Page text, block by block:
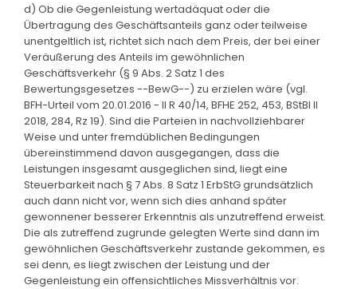
d) Ob die Gegenleistung wertadäquat oder die
Übertragung des Geschäftsanteils ganz oder teilweise
unentgeltlich ist, richtet sich nach dem Preis, der bei einer
Veräußerung des Anteils im gewöhnlichen
Geschäftsverkehr (§ 9 Abs. 2 Satz 1 des
Bewertungsgesetzes --BewG--) zu erzielen wäre (vgl.
BFH-Urteil vom 20.01.2016 - II R 40/14, BFHE 252, 453, BStBl II
2018, 284, Rz 19). Sind die Parteien in nachvollziehbarer
Weise und unter fremdüblichen Bedingungen
übereinstimmend davon ausgegangen, dass die
Leistungen insgesamt ausgeglichen sind, liegt eine
Steuerbarkeit nach § 7 Abs. 8 Satz 1 ErbStG grundsätzlich
auch dann nicht vor, wenn sich dies anhand später
gewonnener besserer Erkenntnis als unzutreffend erweist.
Die als zutreffend zugrunde gelegten Werte sind dann im
gewöhnlichen Geschäftsverkehr zustande gekommen, es
sei denn, es liegt zwischen der Leistung und der
Gegenleistung ein offensichtliches Missverhältnis vor.